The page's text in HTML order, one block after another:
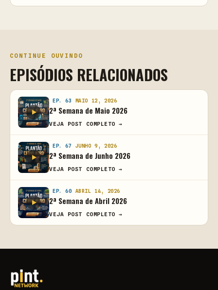
CONTINUE OUVINDO
EPISÓDIOS RELACIONADOS
EP. 63 MAIO 12, 2026
2ª Semana de Maio 2026
VEJA POST COMPLETO →
EP. 67 JUNHO 9, 2026
2ª Semana de Junho 2026
VEJA POST COMPLETO →
EP. 60 ABRIL 14, 2026
2ª Semana de Abril 2026
VEJA POST COMPLETO →